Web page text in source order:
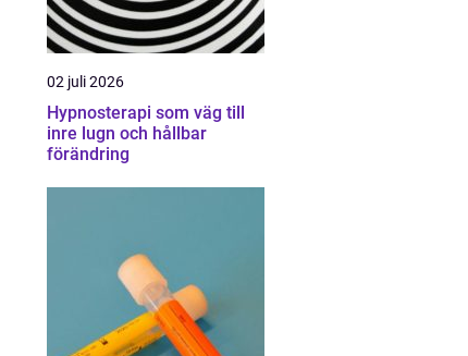
02 juli 2026
Hypnosterapi som väg till
inre lugn och hållbar
förändring